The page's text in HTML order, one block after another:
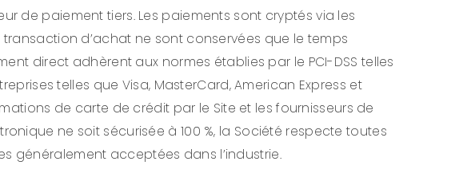
de paiement tiers. Les paiements sont cryptés via les
d’achat ne sont conservées que le temps
direct adhèrent aux normes établies par le PCI-DSS telles
telles que Visa, MasterCard, American Express et
de carte de crédit par le Site et les fournisseurs de
ne soit sécurisée à 100 %, la Société respecte toutes
généralement acceptées dans l’industrie.